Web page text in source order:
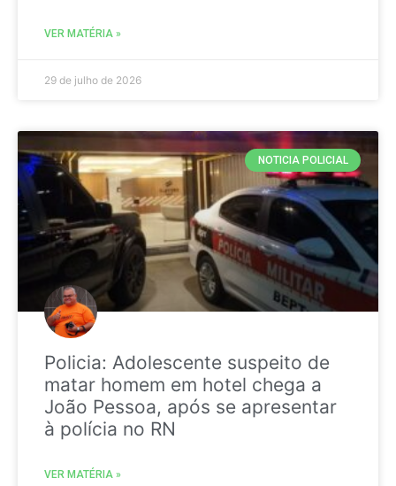
VER MATÉRIA »
29 de julho de 2026
NOTICIA POLICIAL
Policia: Adolescente suspeito de
matar homem em hotel chega a
João Pessoa, após se apresentar
à polícia no RN
VER MATÉRIA »